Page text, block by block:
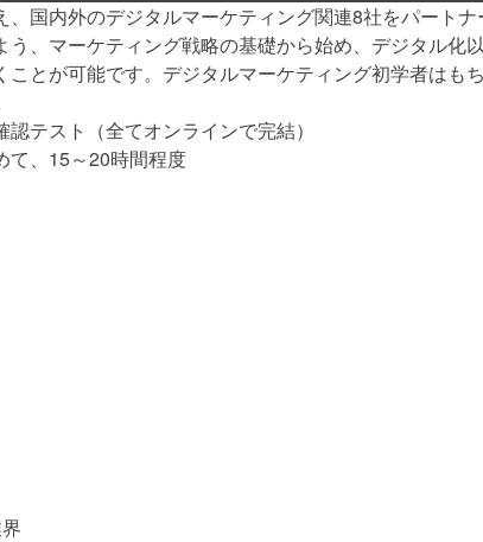
国内外のデジタルマーケティング関連8社をパート
、マーケティング戦略の基礎から始め、デジタル
とが可能です。デジタルマーケティング初学者は
テスト（全てオンラインで完結）
て、15～20時間程度